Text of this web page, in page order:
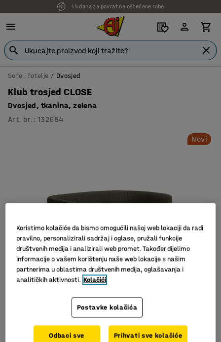
14 dana za povrat ne oštećene robe
Sofe i fotelje Dvosjed
Klub trosjed CLOSE
Dvosjed, tkanina, zelena
Art. br. :132684
Novi
Slični proizvodi
Koristimo kolačiće da bismo omogućili našoj web lokaciji da radi
pravilno, personalizirali sadržaj i oglase, pružali funkcije
društvenih medija i analizirali web promet. Također dijelimo
informacije o vašem korištenju naše web lokacije s našim
partnerima u oblastima društvenih medija, oglašavanja i
analitičkih aktivnosti. Kolačići
Postavke kolačića
Odbaci sve Prihvati sve kolačiće